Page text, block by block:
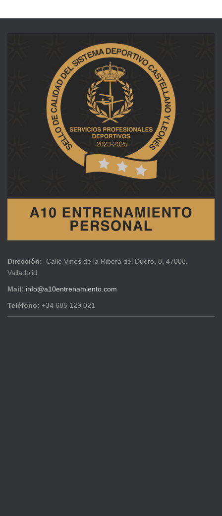
Dirección: Calle Vinos de la Ribera del Duero, 8, 47008.
Valladolid
Mail: info@a10entrenamiento.com
Teléfono: +34 685 129 021